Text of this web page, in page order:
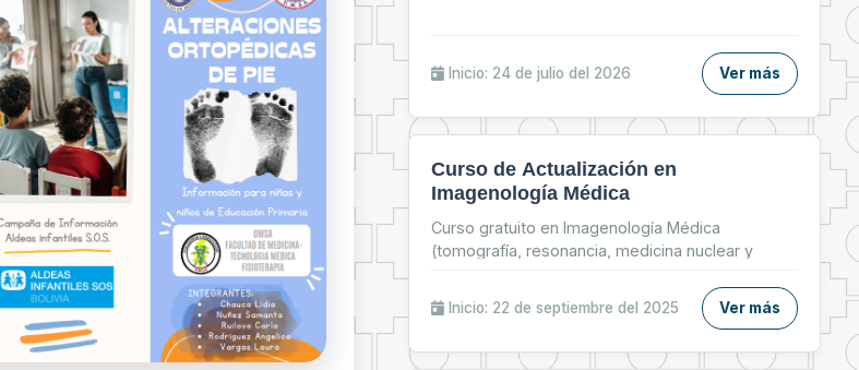
Inicio: 24 de julio del 2026 Ver más
Curso de Actualización en
Imagenología Médica
Curso gratuito en Imagenología Médica
(tomografía, resonancia, medicina nuclear y
modalidad online.
Inicio: 22 de septiembre del 2025 Ver más